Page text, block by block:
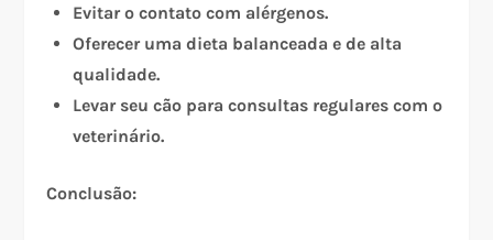
Evitar o contato com alérgenos.
Oferecer uma dieta balanceada e de alta
qualidade.
Levar seu cão para consultas regulares com o
veterinário.
Conclusão: